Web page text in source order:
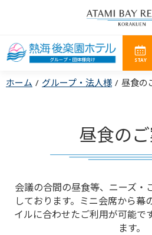
STAY
ホーム グループ・法人様 昼食の
昼食の
会議の合間の昼食等、ニーズ・
しております。 ミニ会席から幕
イルに合わせたご利用が可能です
ます。